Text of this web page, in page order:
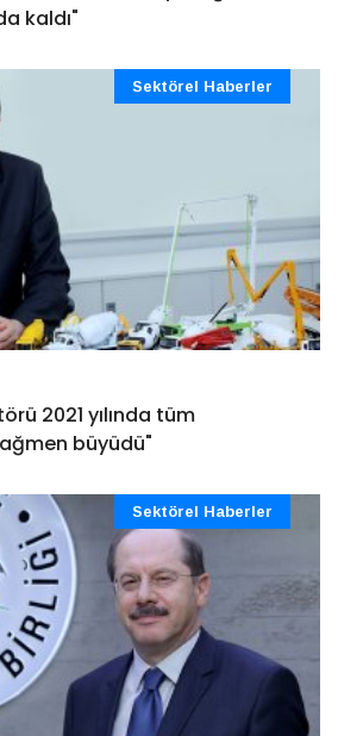
kaldı"
Sektörel Haberler
2021 yılında tüm
büyüdü"
Sektörel Haberler